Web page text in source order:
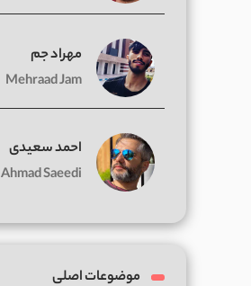
مهراد جم
Mehraad Jam
احمد سعیدی
Ahmad Saeedi
موضوعات اصلی